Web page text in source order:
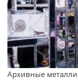
Архивные